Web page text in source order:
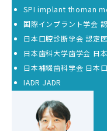
SPI implant thoman
国際インプラント学会
日本口腔診断学会 認定医
日本歯科大学歯学会 日
日本補綴歯科学会 日本
IADR JADR